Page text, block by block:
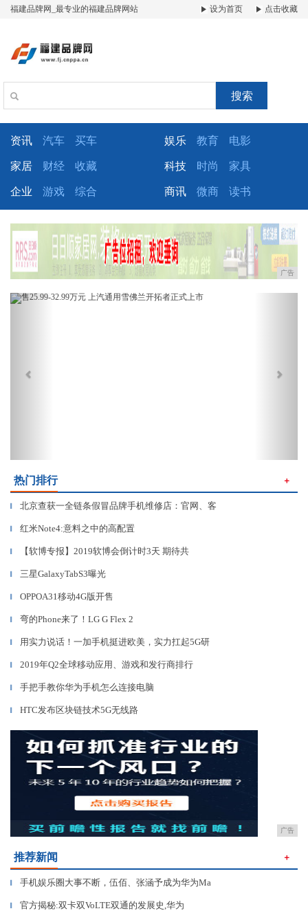
福建品牌网_最专业的福建品牌网站 设为首页 点击收藏
搜索
资讯 汽车 买车 娱乐 教育 电影
家居 财经 收藏 科技 时尚 家具
企业 游戏 综合 商讯 微商 读书
广告
Previous
热门排行 ＋
▎ 北京查获一全链条假冒品牌手机维修店：官网、客
▎ 红米Note4:意料之中的高配置
▎ 【软博专报】2019软博会倒计时3天 期待共
▎ 三星GalaxyTabS3曝光
▎ OPPOA31移动4G版开售
▎ 弯的Phone来了！LG G Flex 2
▎ 用实力说话！一加手机挺进欧美，实力扛起5G研
▎ 2019年Q2全球移动应用、游戏和发行商排行
▎ 手把手教你华为手机怎么连接电脑
▎ HTC发布区块链技术5G无线路
广告
推荐新闻 ＋
▎ 手机娱乐圈大事不断，伍佰、张涵予成为华为Ma
▎ 官方揭秘:双卡双VoLTE双通的发展史,华为